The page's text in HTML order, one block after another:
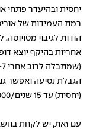
יחסית ובהיעדר פתחי
רמת העמידות של
הודות לגיבוי
אחריות בהיקף יוצא
הגבלת נסיעה ואפשר
(יחסית) עד 15 שנים/250,000 ק"מ.
עם זאת, יש לקחת